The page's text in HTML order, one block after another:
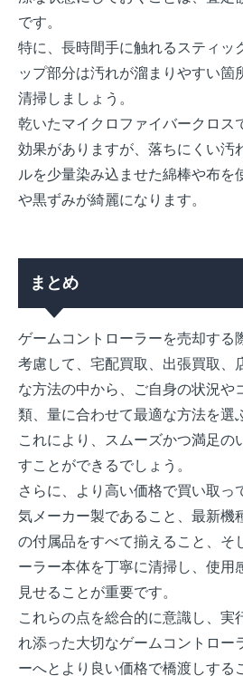
です。
特に、長時間手に触れるスティッ
ップ部分は汚れが溜まりやすい箇
清掃しましょう。
乾いたマイクロファイバークロス
効果がありますが、落ちにくい汚
ルを少量染み込ませた綿棒や布を
や黒ずみが綺麗になります。
まとめ
ゲームコントローラーを売却する
考慮して、宅配買取、出張買取、
な方法の中から、ご自身の状況や
類、量に合わせて最適な方法を選
これにより、スムーズかつ満足の
すことができるでしょう。
さらに、より高い価格で買い取っ
気メーカー製であること、最新機
の付属品をすべて揃えること、そ
ーラー本体を丁寧に清掃し、使用
見せることが重要です。
これらの点を総合的に意識し、実
れ添った大切なゲームコントロー
ーへとより良い価格で橋渡しする